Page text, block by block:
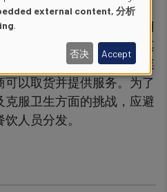
应商是根据《国际民航组
德标准选择的，并在使用
场所方面得到了便利。由其
航组织之外准备的传统菜
以取货并提供服务。为了
服卫生方面的挑战，应避
人员分发。
external content, 分析
.
否决 Accept